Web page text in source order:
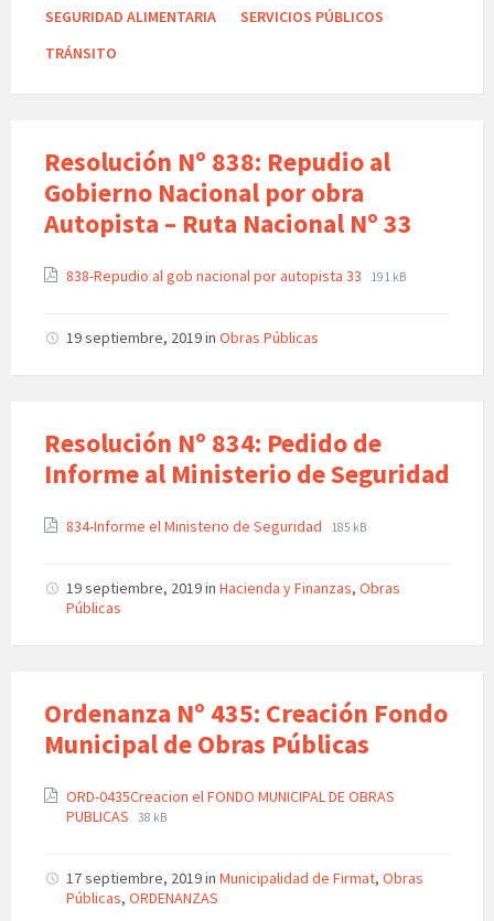
SEGURIDAD ALIMENTARIA
SERVICIOS PÚBLICOS
TRÁNSITO
Resolución Nº 838: Repudio al
Gobierno Nacional por obra
Autopista – Ruta Nacional Nº 33
838-Repudio al gob nacional por autopista 33 191 kB
19 septiembre, 2019in Obras Públicas
Resolución Nº 834: Pedido de
Informe al Ministerio de Seguridad
834-Informe el Ministerio de Seguridad 185 kB
19 septiembre, 2019in Hacienda y Finanzas, Obras
Públicas
Ordenanza Nº 435: Creación Fondo
Municipal de Obras Públicas
ORD-0435Creacion el FONDO MUNICIPAL DE OBRAS
PUBLICAS
38 kB
17 septiembre, 2019in Municipalidad de Firmat, Obras
Públicas, ORDENANZAS